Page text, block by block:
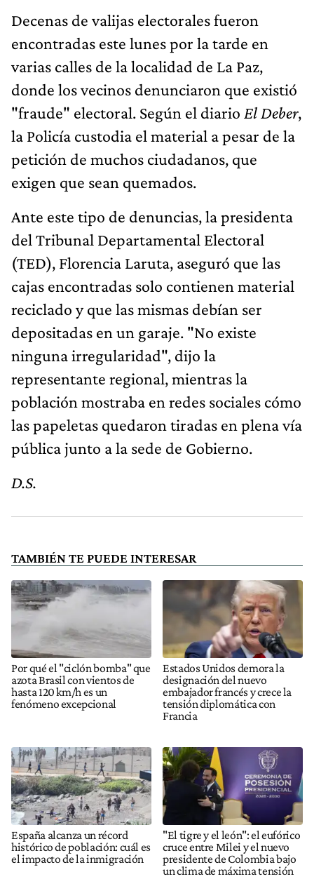
Decenas de valijas electorales fueron
encontradas este lunes por la tarde en
varias calles de la localidad de La Paz,
donde los vecinos denunciaron que existió
"fraude" electoral. Según el diario El Deber,
la Policía custodia el material a pesar de la
petición de muchos ciudadanos, que
exigen que sean quemados.
Ante este tipo de denuncias, la presidenta
del Tribunal Departamental Electoral
(TED), Florencia Laruta, aseguró que las
cajas encontradas solo contienen material
reciclado y que las mismas debían ser
depositadas en un garaje. "No existe
ninguna irregularidad", dijo la
representante regional, mientras la
población mostraba en redes sociales cómo
las papeletas quedaron tiradas en plena vía
pública junto a la sede de Gobierno.
D.S.
TAMBIÉN TE PUEDE INTERESAR
Por qué el "ciclón bomba" que
azota Brasil con vientos de
hasta 120 km/h es un
fenómeno excepcional
Estados Unidos demora la
designación del nuevo
embajador francés y crece la
tensión diplomática con
Francia
España alcanza un récord
histórico de población: cuál es
el impacto de la inmigración
"El tigre y el león": el eufórico
cruce entre Milei y el nuevo
presidente de Colombia bajo
un clima de máxima tensión